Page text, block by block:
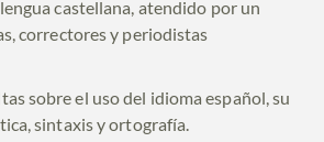
castellana, atendido por un
correctores y periodistas
sobre el uso del idioma español, su
sintaxis y ortografía.